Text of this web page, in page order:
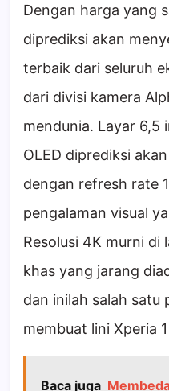
Dengan harga yang
diprediksi akan
terbaik dari seluruh
dari divisi kamera
mendunia. Layar 6,5
OLED diprediksi
dengan refresh rate
pengalaman visual
Resolusi 4K murni di
khas yang jarang
dan inilah salah satu
membuat lini Xperia
Baca juga